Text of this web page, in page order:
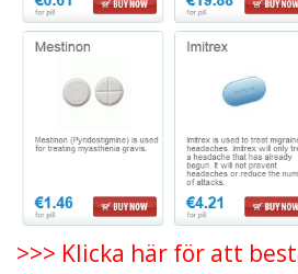
>>> Klicka här för att